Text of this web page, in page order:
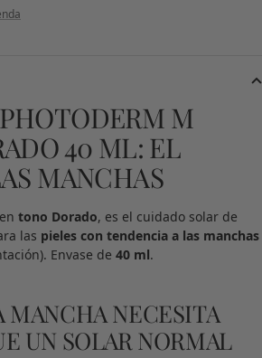
M
40 ML: EL
MANCHAS
tono Dorado, es el cuidado solar de
las pieles con tendencia a las manchas
Envase de 40 ml.
MANCHA NECESITA
UN SOLAR NORMAL